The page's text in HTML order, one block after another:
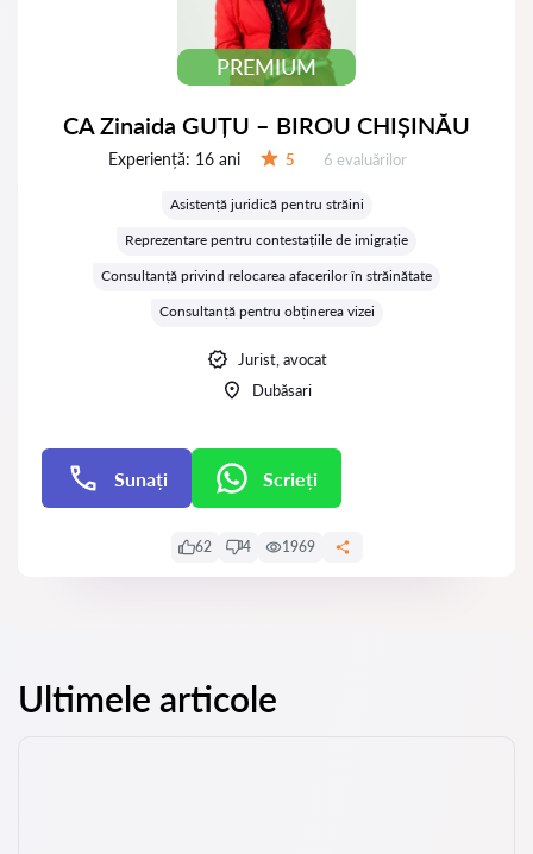
PREMIUM
CA Zinaida GUȚU – BIROU CHIȘINĂU
Experiență: 16 ani 5 Evaluărilor:
6 evaluărilor
Asistență juridică pentru străini
Reprezentare pentru contestațiile de imigrație
Consultanță privind relocarea afacerilor în străinătate
Consultanță pentru obținerea vizei
Jurist, avocat
Dubăsari
Sunați Scrieți
62 4 1969
Ultimele articole